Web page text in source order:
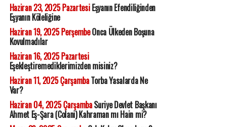
Haziran 23, 2025 PazartesiEşyanın Efendiliğinden
Eşyanın Köleliğine
Haziran 19, 2025 PerşembeOnca Ülkeden Boşuna
Kovulmadılar
Haziran 16, 2025 Pazartesi
Eşekleştiremediklerimizden misiniz?
Haziran 11, 2025 ÇarşambaTorba Yasalarda Ne
Var?
Haziran 04, 2025 ÇarşambaSuriye Devlet Başkanı
Ahmet Eş-Şara (Colani) Kahraman mı Hain mi?